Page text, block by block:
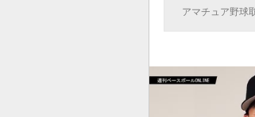
アマチュア野球